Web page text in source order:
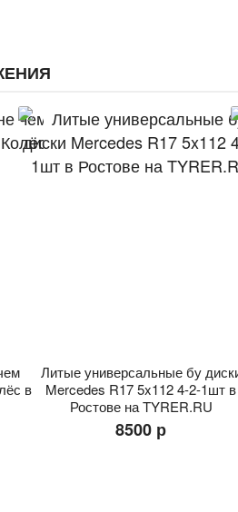
в
Литые универсальные бу
Mercedes R17 5x112 4-2-1шт в
Ростове на TYRER.RU
8500 р